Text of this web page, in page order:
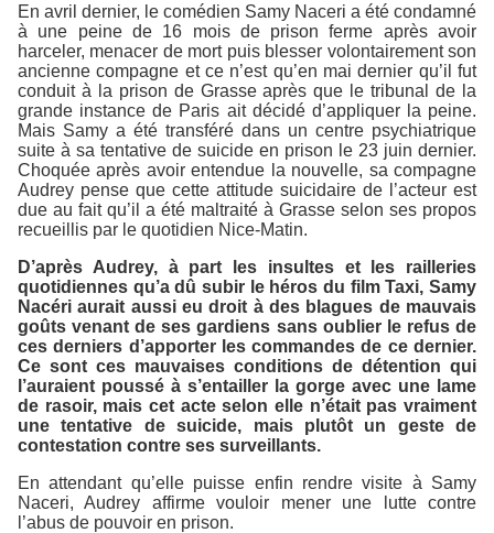
En avril dernier, le comédien Samy Naceri a été condamné
à une peine de 16 mois de prison ferme après avoir
harceler, menacer de mort puis blesser volontairement son
ancienne compagne et ce n’est qu’en mai dernier qu’il fut
conduit à la prison de Grasse après que le tribunal de la
grande instance de Paris ait décidé d’appliquer la peine.
Mais Samy a été transféré dans un centre psychiatrique
suite à sa tentative de suicide en prison le 23 juin dernier.
Choquée après avoir entendue la nouvelle, sa compagne
Audrey pense que cette attitude suicidaire de l’acteur est
due au fait qu’il a été maltraité à Grasse selon ses propos
recueillis par le quotidien Nice-Matin.
D’après Audrey, à part les insultes et les railleries
quotidiennes qu’a dû subir le héros du filmTaxi, Samy
Nacéri aurait aussi eu droit à des blagues de mauvais
goûts venant de ses gardiens sans oublier le refus de
ces derniers d’apporter les commandes de ce dernier.
Ce sont ces mauvaises conditions de détention qui
l’auraient poussé à s’entailler la gorge avec une lame
de rasoir, mais cet acte selon elle n’était pas vraiment
une tentative de suicide, mais plutôt un geste de
contestation contre ses surveillants.
En attendant qu’elle puisse enfin rendre visite à Samy
Naceri, Audrey affirme vouloir mener une lutte contre
l’abus de pouvoir en prison.